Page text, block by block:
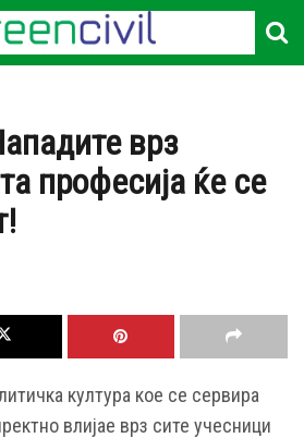
врз
професија ќе се
култура кое се сервира
влијае врз сите учесници